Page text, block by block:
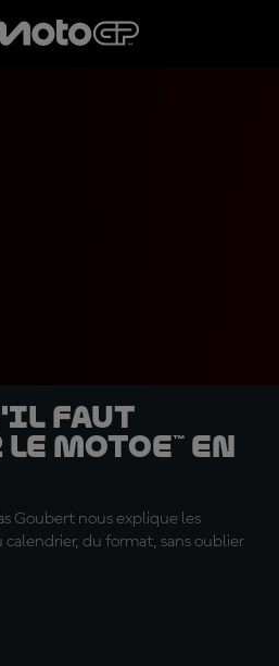
faut
MotoE™ en
Goubert nous explique les
du format, sans oublier